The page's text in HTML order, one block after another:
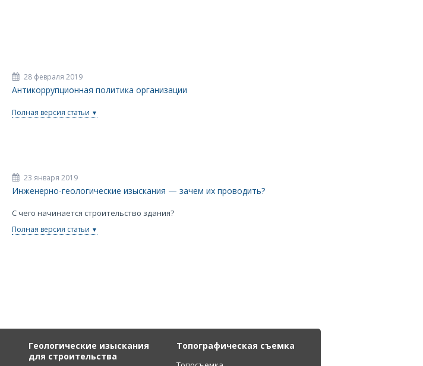
28 февраля 2019
Антикоррупционная политика организации
Полная версия статьи
23 января 2019
Инженерно-геологические изыскания — зачем их проводить?
С чего начинается строительство здания?
Полная версия статьи
Геологические изыскания
для строительства
Топографическая съемка